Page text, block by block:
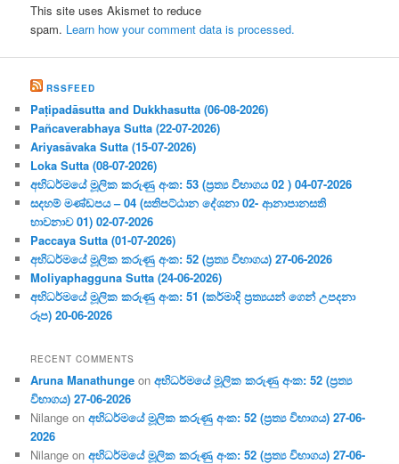
This site uses Akismet to reduce
spam. Learn how your comment data is processed.
RSSFEED
Paṭipadāsutta and Dukkhasutta (06-08-2026)
Pañcaverabhaya Sutta (22-07-2026)
Ariyasāvaka Sutta (15-07-2026)
Loka Sutta (08-07-2026)
අභිධර්මයේ මූලික කරුණු අංක: 53 (ප්‍ර‍ත්‍ය විභාගය 02 ) 04-07-2026
සදහම් මණ්ඩපය – 04 (සතිපට්ඨාන දේශනා 02- ආනාපානසති
භාවනාව 01) 02-07-2026
Paccaya Sutta (01-07-2026)
අභිධර්මයේ මූලික කරුණු අංක: 52 (ප්‍ර‍ත්‍ය විභාගය) 27-06-2026
Moliyaphagguna Sutta (24-06-2026)
අභිධර්මයේ මූලික කරුණු අංක: 51 (කර්මාදි ප්‍ර‍ත්‍යයන් ගෙන් උපදනා
රූප) 20-06-2026
RECENT COMMENTS
Aruna Manathunge onඅභිධර්මයේ මූලික කරුණු අංක: 52 (ප්‍ර‍ත්‍ය
විභාගය) 27-06-2026
Nilange onඅභිධර්මයේ මූලික කරුණු අංක: 52 (ප්‍ර‍ත්‍ය විභාගය) 27-06-
2026
Nilange onඅභිධර්මයේ මූලික කරුණු අංක: 52 (ප්‍ර‍ත්‍ය විභාගය) 27-06-